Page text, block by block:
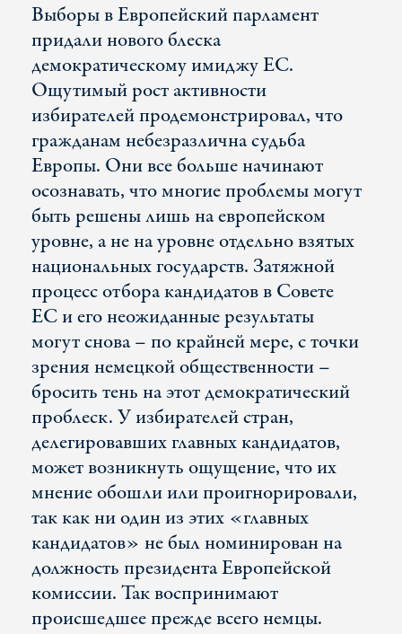
Выборы в Европейский парламент
придали нового блеска
демократическому имиджу ЕС.
Ощутимый рост активности
избирателей продемонстрировал, что
гражданам небезразлична судьба
Европы. Они все больше начинают
осознавать, что многие проблемы могут
быть решены лишь на европейском
уровне, а не на уровне отдельно взятых
национальных государств. Затяжной
процесс отбора кандидатов в Совете
ЕС и его неожиданные результаты
могут снова – по крайней мере, с точки
зрения немецкой общественности –
бросить тень на этот демократический
проблеск. У избирателей стран,
делегировавших главных кандидатов,
может возникнуть ощущение, что их
мнение обошли или проигнорировали,
так как ни один из этих «главных
кандидатов» не был номинирован на
должность президента Европейской
комиссии. Так воспринимают
происшедшее прежде всего немцы.